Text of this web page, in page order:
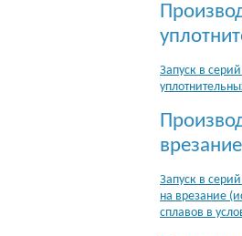
Запуск в
Запуск в
на врезание
сплавов в